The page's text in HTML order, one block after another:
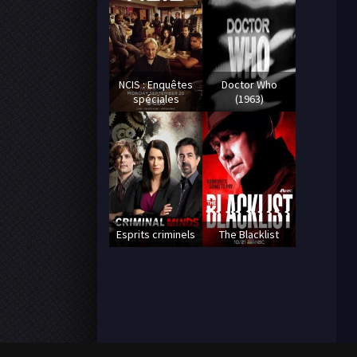
NCIS : Enquêtes
spéciales
Doctor Who
(1963)
Esprits criminels The Blacklist